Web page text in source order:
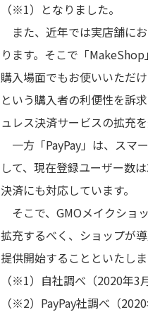
（※1）となりました。
また、近年では実店舗に
ります。そこで「
購入場面でもお使いいただ
という購入者の利便性を訴
ュレス決済サービスの拡充を
一方「PayPay」は、スマ
して、現在登録ユーザー数
決済にも対応しています。
そこで、GMOメイクショ
拡充するべく、ショップが
提供開始することといたしま
（※1）自社調べ（2020年3
（※2）PayPay社調べ（2020